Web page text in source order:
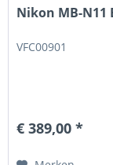
Nikon MB-N11
VFC00901
€ 389,00 *